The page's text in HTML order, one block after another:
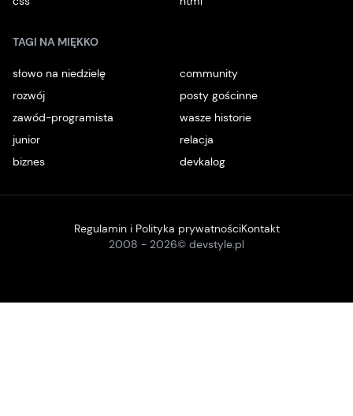
TAGI NA MIĘKKO
słowo na niedzielę
community
rozwój
posty gościnne
zawód-programista
wasze historie
junior
relacja
biznes
devkalog
2008 - 2026© devstyle.pl
Regulamin i Polityka prywatnościKontakt